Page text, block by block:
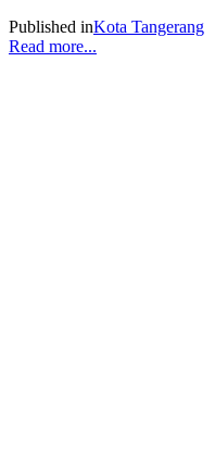
Published inKota Tangerang
Read more...